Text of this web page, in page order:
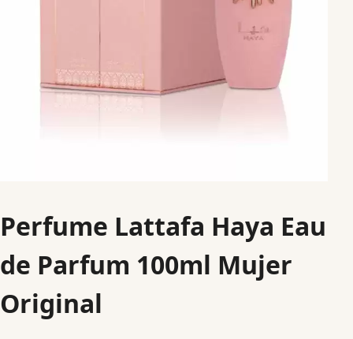
Perfume Lattafa Haya Eau
de Parfum 100ml Mujer
Original